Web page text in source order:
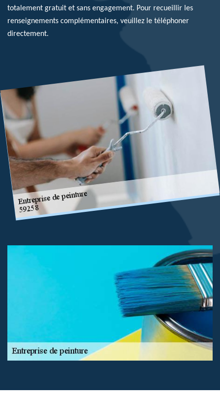
totalement gratuit et sans engagement. Pour recueillir les
renseignements complémentaires, veuillez le téléphoner
directement.